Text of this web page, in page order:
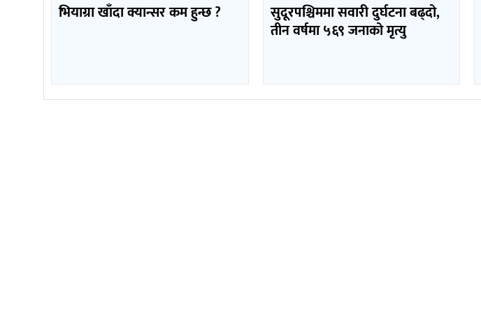
भियाग्रा खाँदा क्यान्सर कम हुन्छ ? सुदूरपश्चिममा सवारी दुर्घटना बढ्दो,
तीन वर्षमा ५६९ जनाको मृत्यु